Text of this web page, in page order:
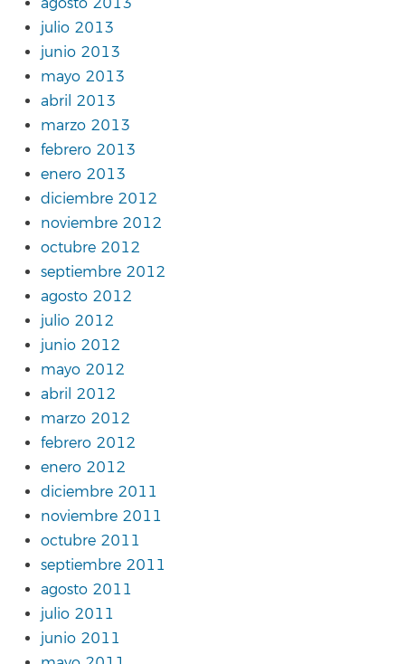
agosto 2013
julio 2013
junio 2013
mayo 2013
abril 2013
marzo 2013
febrero 2013
enero 2013
diciembre 2012
noviembre 2012
octubre 2012
septiembre 2012
agosto 2012
julio 2012
junio 2012
mayo 2012
abril 2012
marzo 2012
febrero 2012
enero 2012
diciembre 2011
noviembre 2011
octubre 2011
septiembre 2011
agosto 2011
julio 2011
junio 2011